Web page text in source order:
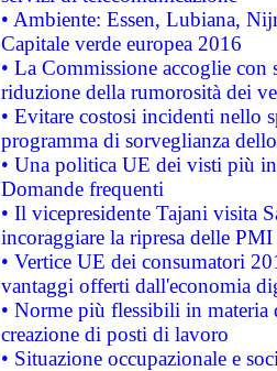
• Ambiente: Essen, Lubiana,
Capitale verde europea 2016
• La Commissione accoglie
riduzione della rumorosità dei
• Evitare costosi incidenti nello
programma di sorveglianza
• Una politica UE dei visti più
Domande frequenti
• Il vicepresidente Tajani visita
incoraggiare la ripresa delle
• Vertice UE dei consumatori
vantaggi offerti dall'economia
• Norme più flessibili in materia
creazione di posti di lavoro
• Situazione occupazionale e